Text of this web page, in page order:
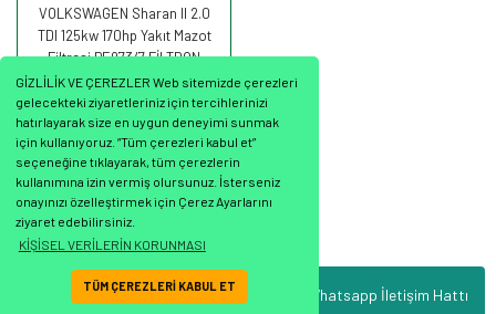
GİZLİLİK VE ÇEREZLER Web sitemizde çerezleri
gelecekteki ziyaretleriniz için tercihlerinizi
hatırlayarak size en uygun deneyimi sunmak
için kullanıyoruz. “Tüm çerezleri kabul et”
seçeneğine tıklayarak, tüm çerezlerin
kullanımına izin vermiş olursunuz. İsterseniz
onayınızı özelleştirmek için Çerez Ayarlarını
ziyaret edebilirsiniz.
KİŞİSEL VERİLERİN KORUNMASI
TÜM ÇEREZLERİ KABUL ET Whatsapp İletişim Hattı
VOLKSWAGEN Sharan II 2.0
TDI 125kw 170hp Yakıt Mazot
Filtresi PE973/7 FİLTRON
837,40 TL